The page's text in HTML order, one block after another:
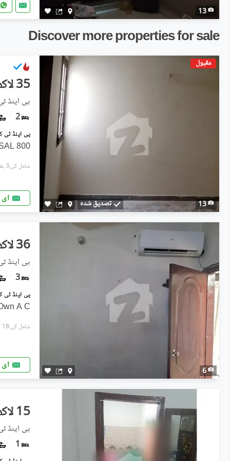
13
Discover more properties for sale
مقبول
13 تصدیق شدہ
35 لاکھ
پی اینڈ
2
800 SQ FT FLAT IS AVAILABLE FOR SAL
شامل کی:3 ہفتے پہل
6
36 لاکھ
پی اینڈ
3
A C
شامل کی:18 گھنٹے پہل
15 لاکھ
پی اینڈ
1